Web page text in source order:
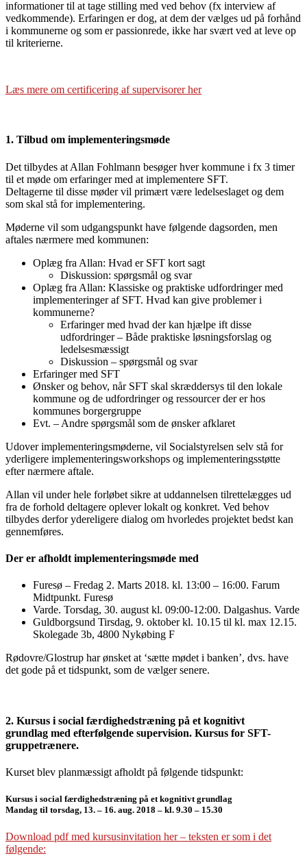
informationer til at tage stilling med ved behov (fx interview af
vedkommende). Erfaringen er dog, at dem der vælges ud på forhånd
i kommunerne og som er passionrede, ikke har svært ved at leve op
til kriterierne.
Læs mere om certificering af supervisorer her
1. Tilbud om implementeringsmøde
Det tilbydes at Allan Fohlmann besøger hver kommune i fx 3 timer
til et møde om erfaringer med at implementere SFT.
Deltagerne til disse møder vil primært være ledelseslaget og dem
som skal stå for implementering.
Møderne vil som udgangspunkt have følgende dagsorden, men
aftales nærmere med kommunen:
Oplæg fra Allan: Hvad er SFT kort sagt
Diskussion: spørgsmål og svar
Oplæg fra Allan: Klassiske og praktiske udfordringer med
implementeringer af SFT. Hvad kan give problemer i
kommunerne?
Erfaringer med hvad der kan hjælpe ift disse
udfordringer – Både praktiske løsningsforslag og
ledelsesmæssigt
Diskussion – spørgsmål og svar
Erfaringer med SFT
Ønsker og behov, når SFT skal skræddersys til den lokale
kommune og de udfordringer og ressourcer der er hos
kommunes borgergruppe
Evt. – Andre spørgsmål som de ønsker afklaret
Udover implementeringsmøderne, vil Socialstyrelsen selv stå for
yderligere implementeringsworkshops og implementeringsstøtte
efter nærmere aftale.
Allan vil under hele forløbet sikre at uddannelsen tilrettelægges ud
fra de forhold deltagere oplever lokalt og konkret. Ved behov
tilbydes derfor ydereligere dialog om hvorledes projektet bedst kan
gennemføres.
Der er afholdt implementeringsmøde med
Furesø – Fredag 2. Marts 2018. kl. 13:00 – 16:00. Farum
Midtpunkt. Furesø
Varde. Torsdag, 30. august kl. 09:00-12:00. Dalgashus. Varde
Guldborgsund Tirsdag, 9. oktober kl. 10.15 til kl. max 12.15.
Skolegade 3b, 4800 Nykøbing F
Rødovre/Glostrup har ønsket at ‘sætte mødet i banken’, dvs. have
det gode på et tidspunkt, som de vælger senere.
2. Kursus i social færdighedstræning på et kognitivt
grundlag med efterfølgende supervision. Kursus for SFT-
gruppetrænere.
Kurset blev planmæssigt afholdt på følgende tidspunkt:
Kursus i social færdighedstræning på et kognitivt grundlag
Mandag til torsdag, 13. – 16. aug. 2018 – kl. 9.30 – 15.30
Download pdf med kursusinvitation her – teksten er som i det
følgende: